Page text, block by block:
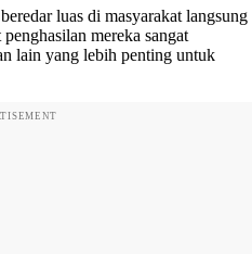
luas di masyarakat langsung
mereka sangat
lain yang lebih penting untuk